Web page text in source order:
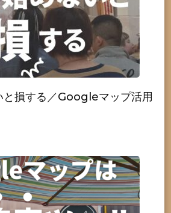
と損する／Googleマップ活用